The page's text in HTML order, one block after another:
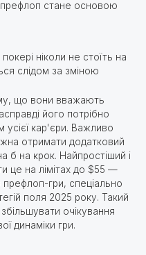
префлоп стане основою
ніколи не стоїть на
слідом за зміною
що вони вважають
його потрібно
усієї кар'єри. Важливо
отримати додатковий
б на крок. Найпростіший і
це на лімітах до $55 —
префлоп-гри, спеціально
поля 2025 року. Такий
очікування
динаміки гри.